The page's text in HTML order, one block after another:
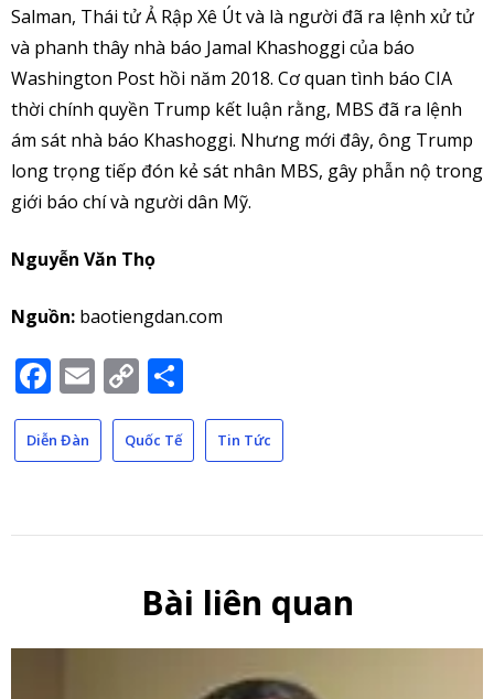
Salman, Thái tử Ả Rập Xê Út và là người đã ra lệnh xử tử
và phanh thây nhà báo Jamal Khashoggi của báo
Washington Post hồi năm 2018. Cơ quan tình báo CIA
thời chính quyền Trump kết luận rằng, MBS đã ra lệnh
ám sát nhà báo Khashoggi. Nhưng mới đây, ông Trump
long trọng tiếp đón kẻ sát nhân MBS, gây phẫn nộ trong
giới báo chí và người dân Mỹ.
Nguyễn Văn Thọ
Nguồn: baotiengdan.com
Facebook
Email
Copy
Link
Diễn Đàn Quốc Tế Tin Tức
Bài liên quan